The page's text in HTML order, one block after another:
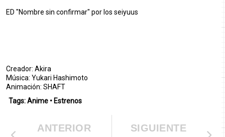
ED "Nombre sin confirmar" por los seiyuus
Creador: Akira
Música: Yukari Hashimoto
Animación: SHAFT
Tags:Anime • Estrenos
SIGUIENTE
ANTERIOR